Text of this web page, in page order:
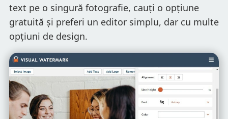
text pe o singură fotografie, cauți o opțiune
gratuită și preferi un editor simplu, dar cu multe
opțiuni de design.